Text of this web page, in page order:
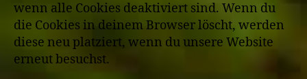
wenn alle Cookies deaktiviert sind. Wenn du
die Cookies in deinem Browser löscht, werden
diese neu platziert, wenn du unsere Website
erneut besuchst.